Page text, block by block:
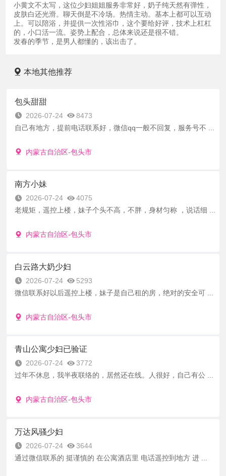
小黄文不太写，这位少妇姐姐服务非常好，奶子纯天然有弹性，
皮肤白还光滑。聊天倒是不冷场。热情主动。基本上都可以互动
上。可以陪浴，并提供一次性浴巾，这个要给好评，技术上杠杠
的，小口活一流。姿势上配合，总体来说还是很不错。
发春的季节，是男人都懂的，该出击了。
本地其他推荐
包头甜甜
2026-07-24
8473
自己有地方，提前电话联系好，微信qq一般不回复，服务号不 ...
内蒙古自治区-包头市
南方小妹
2026-07-24
4075
老规矩，遥控上楼，妹子个头不高，不胖，身材匀称 ，说话细 ...
内蒙古自治区-包头市
白云路大奶少妇
2026-07-24
5293
微信联系好以后遥控上楼，妹子是自己租的房，绝对的安全可 ...
内蒙古自治区-包头市
青山公寓少妇已验证
2026-07-24
3772
过年不休息，我半夜联络的，居然还在线。人很好，自己有公 ...
内蒙古自治区-包头市
万达风骚少妇
2026-07-24
3644
通过微信联系的 挺谨慎的 在公寓酒店里 电话遥控到地方 进 ...